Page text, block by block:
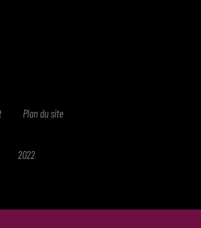
Plan du site
2022